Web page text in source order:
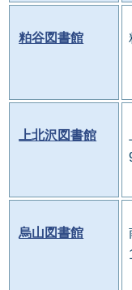
粕谷図書館
上北沢図書館
烏山図書館